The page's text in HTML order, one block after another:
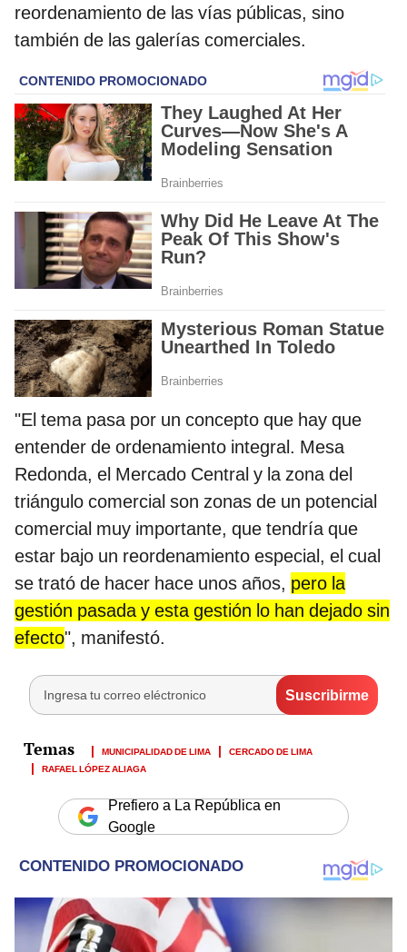
reordenamiento de las vías públicas, sino
también de las galerías comerciales.
"El tema pasa por un concepto que hay que
entender de ordenamiento integral. Mesa
Redonda, el Mercado Central y la zona del
triángulo comercial son zonas de un potencial
comercial muy importante, que tendría que
estar bajo un reordenamiento especial, el cual
se trató de hacer hace unos años, pero la
gestión pasada y esta gestión lo han dejado sin
efecto", manifestó.
MUNICIPALIDAD DE LIMA
CERCADO DE LIMA
RAFAEL LÓPEZ ALIAGA
Prefiero a La República en
Google